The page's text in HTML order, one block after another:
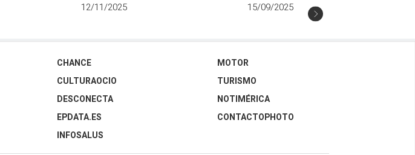
12/11/2025 15/09/2025
CHANCE
CULTURAOCIO
DESCONECTA
EPDATA.ES
INFOSALUS
MOTOR
TURISMO
NOTIMÉRICA
CONTACTOPHOTO